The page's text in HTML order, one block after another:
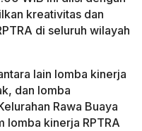
kreativitas dan
di seluruh wilayah
lain lomba kinerja
dan lomba
Rawa Buaya
lomba kinerja RPTRA